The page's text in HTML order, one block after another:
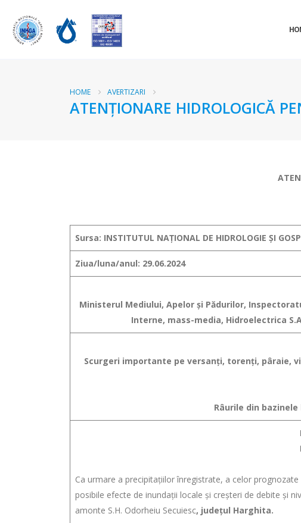
HOME AVERTIZARI
ATENŢIONARE HIDROLOGICĂ
Sursa: INSTITUTUL NAȚIONAL DE HIDROLOGIE ȘI
Ziua/luna/anul: 29.06.2024
Ministerul Mediului, Apelor şi Pădurilor,
Interne, mass-media, Hidroelectrica
Scurgeri importante pe versanţi, torenţi, pâraie,
Râurile din
Ca urmare a precipitaţiilor înregistrate, a celor
posibile efecte de inundaţii locale şi creşteri de debite şi
amonte S.H. Odorheiu Secuiesc, judeţul Harghita.